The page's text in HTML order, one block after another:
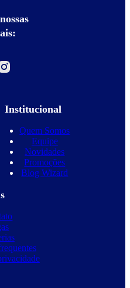
Institucional
Quem Somos
Equipe
Novidades
Promoções
Blog Wizard